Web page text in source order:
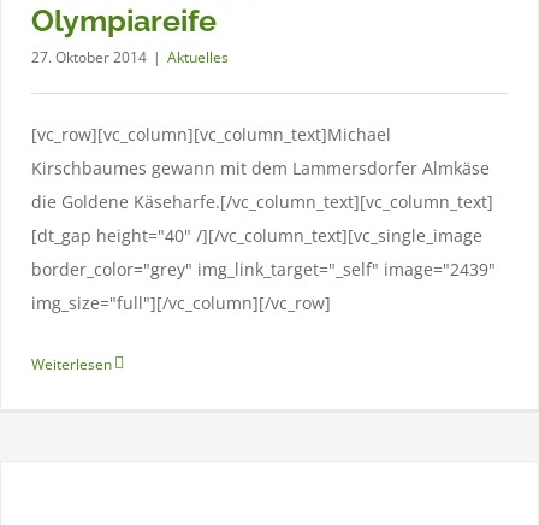
Olympiareife
27. Oktober 2014 | Aktuelles
[vc_row][vc_column][vc_column_text]Michael
Kirschbaumes gewann mit dem Lammersdorfer Almkäse
die Goldene Käseharfe.[/vc_column_text][vc_column_text]
[dt_gap height="40" /][/vc_column_text][vc_single_image
border_color="grey" img_link_target="_self" image="2439"
img_size="full"][/vc_column][/vc_row]
Weiterlesen
Projekt “Biodiversität der Genüsse in den Bergen”